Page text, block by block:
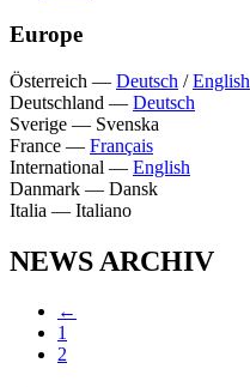
Europe
Österreich — Deutsch /English
Deutschland — Deutsch
Sverige — Svenska
France — Français
International — English
Danmark — Dansk
Italia — Italiano
NEWS ARCHIV
←
1
2